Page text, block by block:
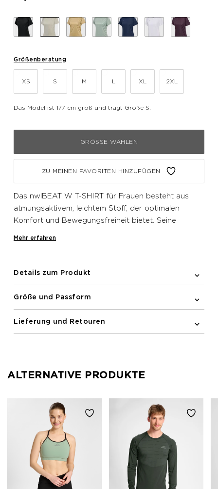
Größenberatung
XS S M L XL 2XL
Das Model ist 177 cm groß und trägt Größe S.
GRÖSSE WÄHLEN
ZU MEINEN FAVORITEN HINZUFÜGEN
Das nwlBEAT W T-SHIRT für Frauen besteht aus
atmungsaktivem, leichtem Stoff, der optimalen
Komfort und Bewegungsfreiheit bietet. Seine
Mehr erfahren
Details zum Produkt
Größe und Passform
Lieferung und Retouren
ALTERNATIVE PRODUKTE